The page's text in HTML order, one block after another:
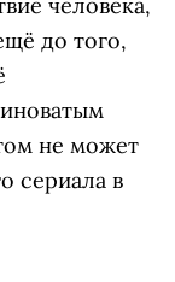
человека,
до того,
не может
сериала в